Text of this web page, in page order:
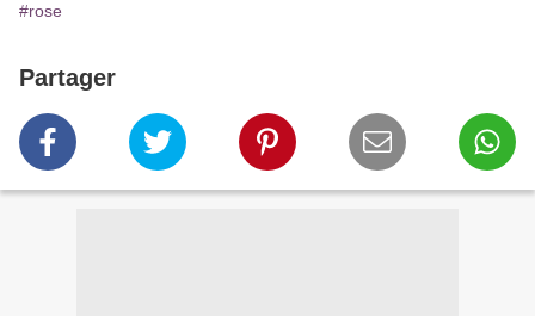
#rose
Partager